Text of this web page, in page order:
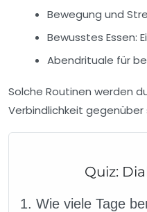
Bewegung und
Bewusstes Essen:
Abendrituale für
Solche Routinen werden
Verbindlichkeit
Quiz:
1. Wie viele Tage